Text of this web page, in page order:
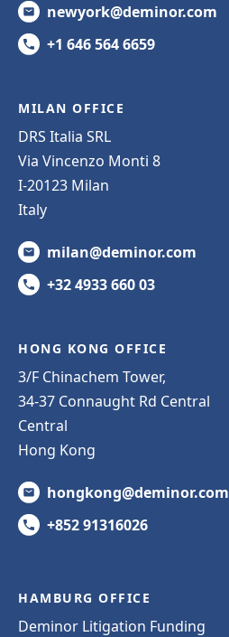
newyork@deminor.com
+1 646 564 6659
MILAN OFFICE
DRS Italia SRL
Via Vincenzo Monti 8
I-20123 Milan
Italy
milan@deminor.com
+32 4933 660 03
HONG KONG OFFICE
3/F Chinachem Tower,
34-37 Connaught Rd Central
Central
Hong Kong
hongkong@deminor.com
+852 91316026
HAMBURG OFFICE
Deminor Litigation Funding